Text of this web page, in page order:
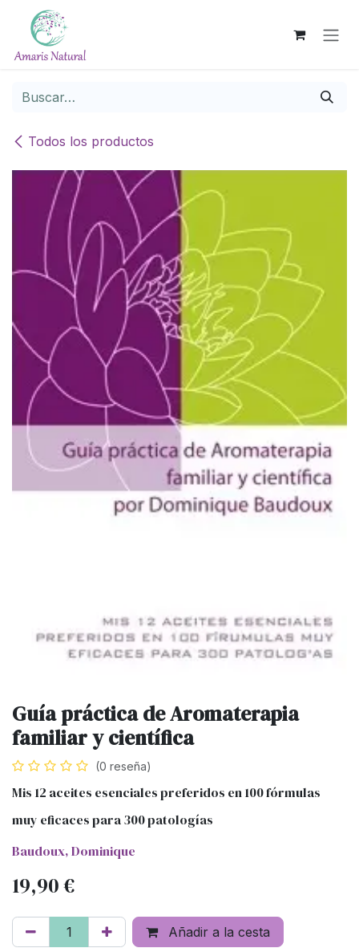
Ir al contenido
Todos los productos
Guía práctica de Aromaterapia
familiar y científica
(0 reseña)
Mis 12 aceites esenciales preferidos en 100 fórmulas
muy eficaces para 300 patologías
Baudoux, Dominique
19,90€
Añadir a la cesta